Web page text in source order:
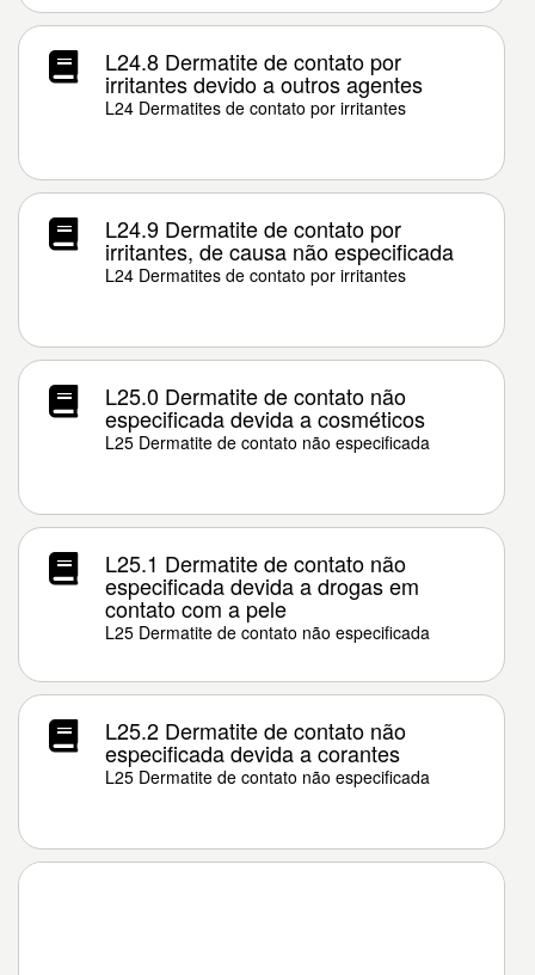
L24.8 Dermatite de contato por
irritantes devido a outros agentes
L24 Dermatites de contato por irritantes
L24.9 Dermatite de contato por
irritantes, de causa não especificada
L24 Dermatites de contato por irritantes
L25.0 Dermatite de contato não
especificada devida a cosméticos
L25 Dermatite de contato não especificada
L25.1 Dermatite de contato não
especificada devida a drogas em
contato com a pele
L25 Dermatite de contato não especificada
L25.2 Dermatite de contato não
especificada devida a corantes
L25 Dermatite de contato não especificada